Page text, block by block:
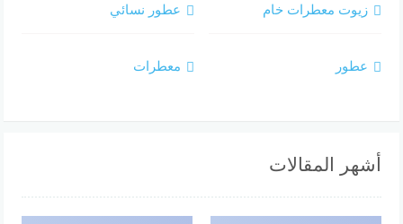
زيوت معطرات خام
عطور
عطور نسائي
معطرات
أشهر المقالات